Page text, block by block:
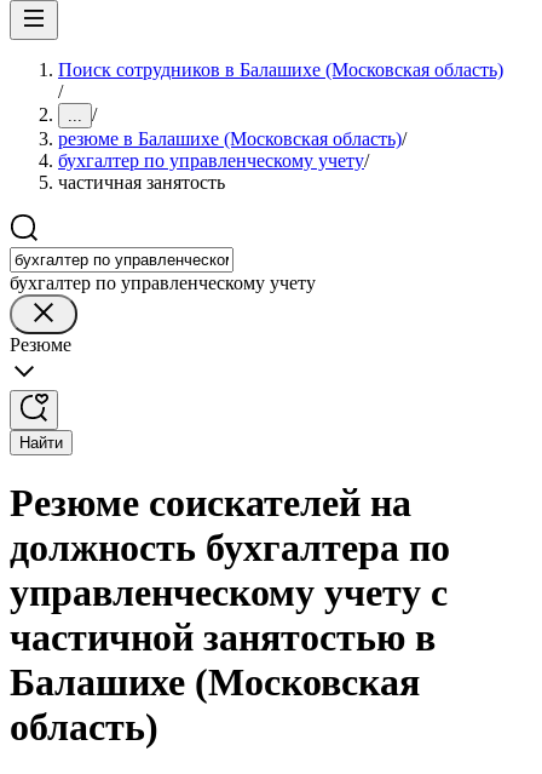
Поиск сотрудников в Балашихе (Московская область)
/
... /
резюме в Балашихе (Московская область)/
бухгалтер по управленческому учету/
частичная занятость
бухгалтер по управленческому учету
Резюме
Найти
Резюме соискателей на
должность бухгалтера по
управленческому учету с
частичной занятостью в
Балашихе (Московская
область)